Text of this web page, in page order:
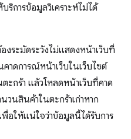
การข้อมูลวิเคราะห์ไม่ได้
งระมัดระวังไม่แสดงหน้าเว็บที่
าดการณ์หน้าเว็บในเว็บไซต์
ะกร้า แล้วโหลดหน้าเว็บที่คาด
นสินค้าในตะกร้าเก่าหาก
พื่อให้แน่ใจว่าข้อมูลนี้ได้รับการ